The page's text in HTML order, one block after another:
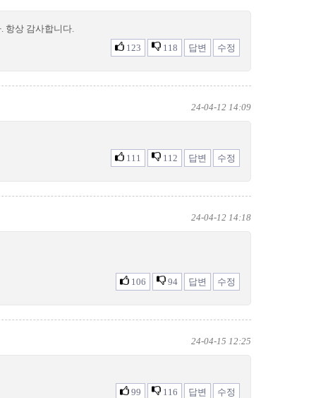
항상 감사합니다.
123
118 답변 수정
24-04-12 14:09
111 112 답변 수정
24-04-12 14:18
106 94 답변 수정
24-04-15 12:25
99 116 답변 수정